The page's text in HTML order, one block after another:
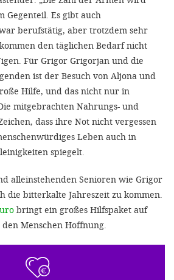
Gegenteil. Es gibt auch
berufstätig, aber trotzdem sehr
den täglichen Bedarf nicht
Für Grigor Grigorjan und die
ist der Besuch von Aljona und
Hilfe, und das nicht nur in
mitgebrachten Nahrungs- und
dass ihre Not nicht vergessen
Leben auch in
spiegelt.
alleinstehenden Senioren wie Grigor
die bitterkalte Jahreszeit zu kommen.
bringt ein großes Hilfspaket auf
Menschen Hoffnung.